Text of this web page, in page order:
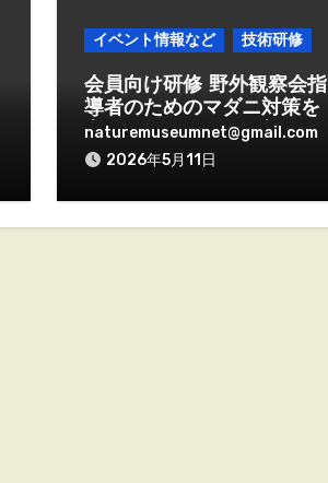
イベント情報など 技術研修
会員向け研修 野外観察会指
導者のためのマダニ対策を
考える（5月29日13時、
Zoom)
naturemuseumnet@gmail.com
2026年5月11日